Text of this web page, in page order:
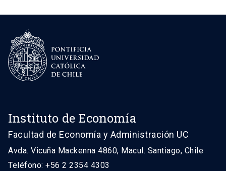
Instituto de Economía
Facultad de Economía y Administración UC
Avda. Vicuña Mackenna 4860, Macul. Santiago, Chile
Teléfono: +56 2 2354 4303